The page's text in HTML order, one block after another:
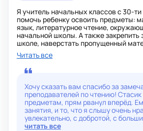
Я учитель начальных классов с 30-
помочь ребенку освоить предметы:
язык, литературное чтение,
начальной школы. А также закрепить
школе, наверстать пропущенный
качество знаний. Подготовиться к
начальной школы и за 5 класс по
математике..
Мой принцип работы:
чтобы скорее расцвел цветок, не
лепестки, а создай условия, при
Л.Н.Толстой.
Читать все
Хочу сказать вам спасибо за
преподавателей по чтению!
предметам, прям рванул вперёд.
занятия, и то, что я слышу очень
увлекательно, с добротой, с
читать все